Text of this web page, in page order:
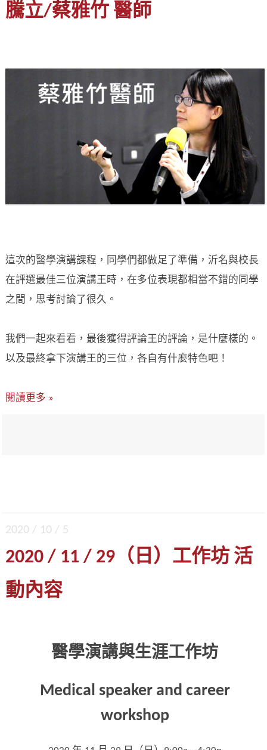
騰立/蔡雅竹 醫師
這次的醫學演講課程，同學們都做足了準備，沂名與校長
在評選最佳三位演講王時，在多位表現都相當不錯的同學
之間，思考討論了很久。
我們一起來看看，最後獲得評論王的評論，是什麼樣的。
以及最終拿下演講王的三位，各自有什麼特色吧！
閱讀更多 »
2020 / 10 / 5
2020 / 11 / 29（日）工作坊 活
動內容
醫學演講與生涯工作坊
Medical speaker and career
workshop